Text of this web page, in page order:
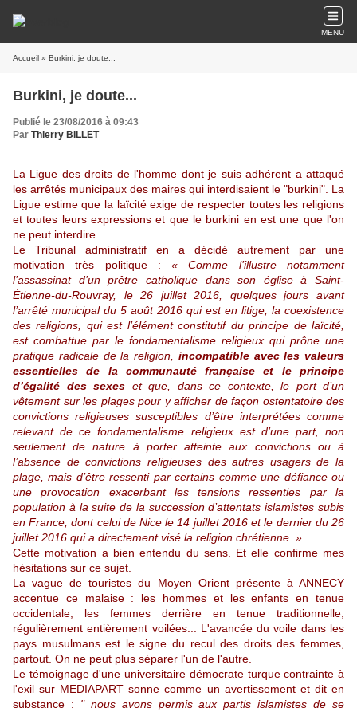
MENU
Accueil » Burkini, je doute...
Burkini, je doute...
Publié le 23/08/2016 à 09:43
Par Thierry BILLET
La Ligue des droits de l'homme dont je suis adhérent a attaqué
les arrêtés municipaux des maires qui interdisaient le "burkini". La
Ligue estime que la laïcité exige de respecter toutes les religions
et toutes leurs expressions et que le burkini en est une que l'on
ne peut interdire.
Le Tribunal administratif en a décidé autrement par une
motivation très politique :« Comme l’illustre notamment
l’assassinat d’un prêtre catholique dans son église à Saint-
Étienne-du-Rouvray, le 26 juillet 2016, quelques jours avant
l’arrêté municipal du 5 août 2016 qui est en litige, la coexistence
des religions, qui est l’élément constitutif du principe de laïcité,
est combattue par le fondamentalisme religieux qui prône une
pratique radicale de la religion, incompatible avec les valeurs
essentielles de la communauté française et le principe
d’égalité des sexes et que, dans ce contexte, le port d’un
vêtement sur les plages pour y afficher de façon ostentatoire des
convictions religieuses susceptibles d’être interprétées comme
relevant de ce fondamentalisme religieux est d’une part, non
seulement de nature à porter atteinte aux convictions ou à
l’absence de convictions religieuses des autres usagers de la
plage, mais d’être ressenti par certains comme une défiance ou
une provocation exacerbant les tensions ressenties par la
population à la suite de la succession d’attentats islamistes subis
en France, dont celui de Nice le 14 juillet 2016 et le dernier du 26
juillet 2016 qui a directement visé la religion chrétienne. »
Cette motivation a bien entendu du sens. Et elle confirme mes
hésitations sur ce sujet.
La vague de touristes du Moyen Orient présente à ANNECY
accentue ce malaise : les hommes et les enfants en tenue
occidentale, les femmes derrière en tenue traditionnelle,
régulièrement entièrement voilées... L'avancée du voile dans les
pays musulmans est le signe du recul des droits des femmes,
partout. On ne peut plus séparer l'un de l'autre.
Le témoignage d'une universitaire démocrate turque contrainte à
l'exil sur MEDIAPART sonne comme un avertissement et dit en
substance : " nous avons permis aux partis islamistes de se